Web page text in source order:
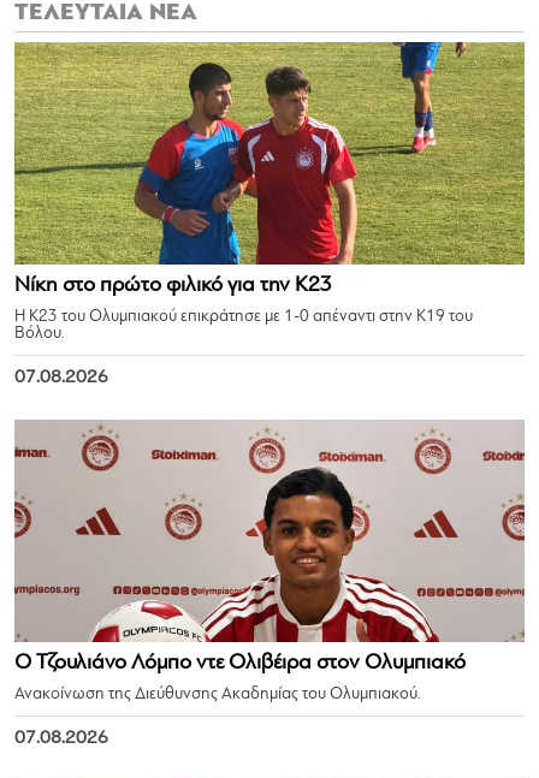
ΤΕΛΕΥΤΑΙΑ ΝΕΑ
Νίκη στο πρώτο φιλικό για την Κ23
Η Κ23 του Ολυμπιακού επικράτησε με 1-0 απέναντι στην Κ19 του
Βόλου.
07.08.2026
Ο Τζουλιάνο Λόμπο ντε Ολιβέιρα στον Ολυμπιακό
Ανακοίνωση της Διεύθυνσης Ακαδημίας του Ολυμπιακού.
07.08.2026